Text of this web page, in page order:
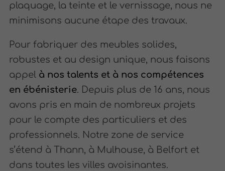
plaquage, la teinte et le vernissage, nous ne
minimisons aucune étape des travaux.
Pour fabriquer des meubles solides,
robustes et au design unique, nous faisons
appel à nos talents et à nos compétences
en ébénisterie. Depuis plus de 16 ans, nous
avons pris en main de nombreux projets
pour le compte des particuliers et des
professionnels. Notre zone de service
s’étend à Thann, à Mulhouse, à Belfort et
dans toutes les villes avoisinantes.